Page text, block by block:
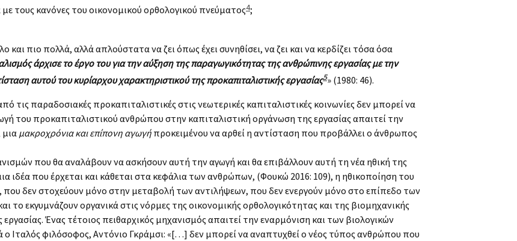
τους κανόνες του οικονομικού ορθολογικού πνεύματος4;
πιο πολλά, αλλά απλούστατα να ζει όπως έχει συνηθίσει, να ζει και να κερδίζει τόσα όσα
άρχισε το έργο του για την αύξηση της παραγωγικότητας της ανθρώπινης εργασίας με την
αυτού του κυρίαρχου χαρακτηριστικού της προκαπιταλιστικής εργασίας5» (1980: 46).
παραδοσιακές προκαπιταλιστικές στις νεωτερικές καπιταλιστικές κοινωνίες δεν μπορεί να
του προκαπιταλιστικού ανθρώπου στην καπιταλιστική οργάνωση της εργασίας απαιτεί την
μακροχρόνια και επίπονη αγωγή προκειμένου να αρθεί η αντίσταση που προβάλλει ο άνθρωπος
που θα αναλάβουν να ασκήσουν αυτή την αγωγή και θα επιβάλλουν αυτή τη νέα ηθική της
ιδέα που έρχεται και κάθεται στα κεφάλια των ανθρώπων, (Φουκώ 2016: 109), η ηθικοποίηση του
που δεν στοχεύουν μόνο στην μεταβολή των αντιλήψεων, που δεν ενεργούν μόνο στο επίπεδο των
το εκγυμνάζουν οργανικά στις νόρμες της οικονομικής ορθολογικότητας και της βιομηχανικής
Ένας τέτοιος πειθαρχικός μηχανισμός απαιτεί την εναρμόνιση και των βιολογικών
ο Ιταλός φιλόσοφος, Αντόνιο Γκράμσι: «[…] δεν μπορεί να αναπτυχθεί ο νέος τύπος ανθρώπου που